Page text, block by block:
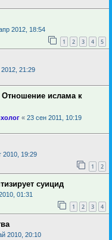
2012, 18:54
1 2 3 4 5
21:29
ислама к
« 23 сен 2011, 10:19
2010, 19:29
1 2
суицид
01:31
1 2 3 4
2010, 20:10